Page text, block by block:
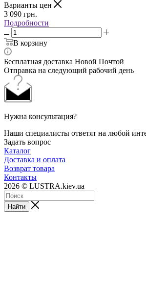
Варианты цен
3 090 грн.
Подробности
В корзину
Бесплатная доставка Новой Почтой
Отправка на следующий рабочий день
Нужна консультация?
Наши специалисты ответят на любой
Задать вопрос
Каталог
Доставка и оплата
Возврат товара
Контакты
2026 © LUSTRA.kiev.ua
Найти